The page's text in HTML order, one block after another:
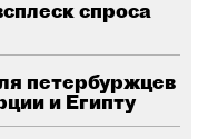
спроса
петербуржцев
и Египту